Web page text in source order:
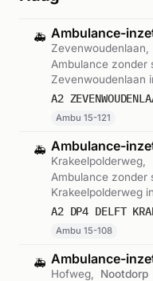
🚑 Ambulance-
Zevenwoudenlaan,
Ambulance zonder
Zevenwoudenlaan
Ingezet: Ambu 15-
A2
Ambu 15-121
🚑 Ambulance-
Krakeelpolderweg,
Ambulance zonder
Krakeelpolderweg
15-108. Gemeld om
Ambu 15-108
🚑 Ambulance-
Hofweg,
Nootdorp